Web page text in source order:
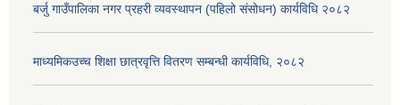
बर्जु गाउँपालिका नगर प्रहरी व्यवस्थापन (पहिलो संसोधन) कार्यविधि २०८२
माध्यमिकउच्च शिक्षा छात्रवृत्ति वितरण सम्बन्धी कार्यविधि, २०८२